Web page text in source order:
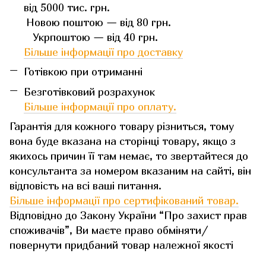
від 5000 тис. грн.
Новою поштою — від 80 грн.
Укрпоштою — від 40 грн.
Більше інформації про доставку
Готівкою при отриманні
Безготівковий розрахунок
Більше інформації про оплату.
Гарантія для кожного товару різниться, тому
вона буде вказана на сторінці товару, якщо з
якихось причин її там немає, то звертайтеся до
консультанта за номером вказаним на сайті, він
відповість на всі ваші питання.
Більше інформації про сертифікований товар.
Відповідно до Закону України “Про захист прав
споживачів”, Ви маєте право обміняти/
повернути придбаний товар належної якості